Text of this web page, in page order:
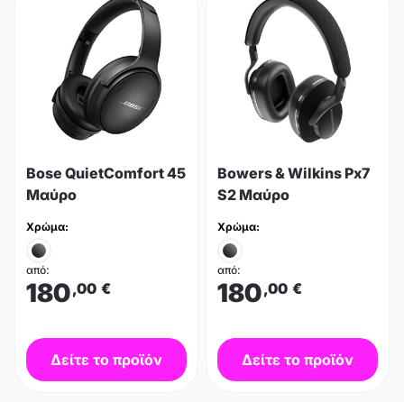
Bose QuietComfort 45
Μαύρο
Χρώμα:
από:
180,00 €
Δείτε το προϊόν
Bowers & Wilkins Px7
S2 Μαύρο
Χρώμα:
από:
180,00 €
Δείτε το προϊόν